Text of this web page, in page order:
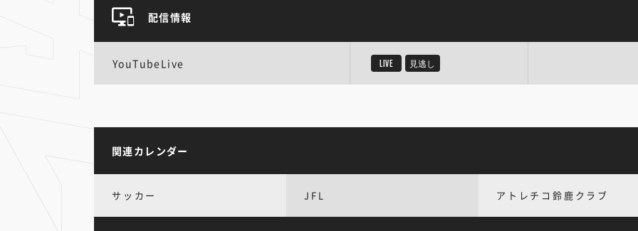
配信情報
YouTubeLive LIVE 見逃し
関連カレンダー
サッカー JFL アトレチコ鈴鹿クラブ